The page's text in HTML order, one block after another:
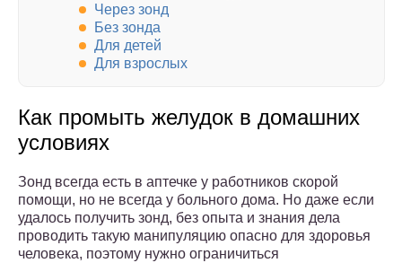
Через зонд
Без зонда
Для детей
Для взрослых
Как промыть желудок в домашних
условиях
Зонд всегда есть в аптечке у работников скорой
помощи, но не всегда у больного дома. Но даже если
удалось получить зонд, без опыта и знания дела
проводить такую манипуляцию опасно для здоровья
человека, поэтому нужно ограничиться